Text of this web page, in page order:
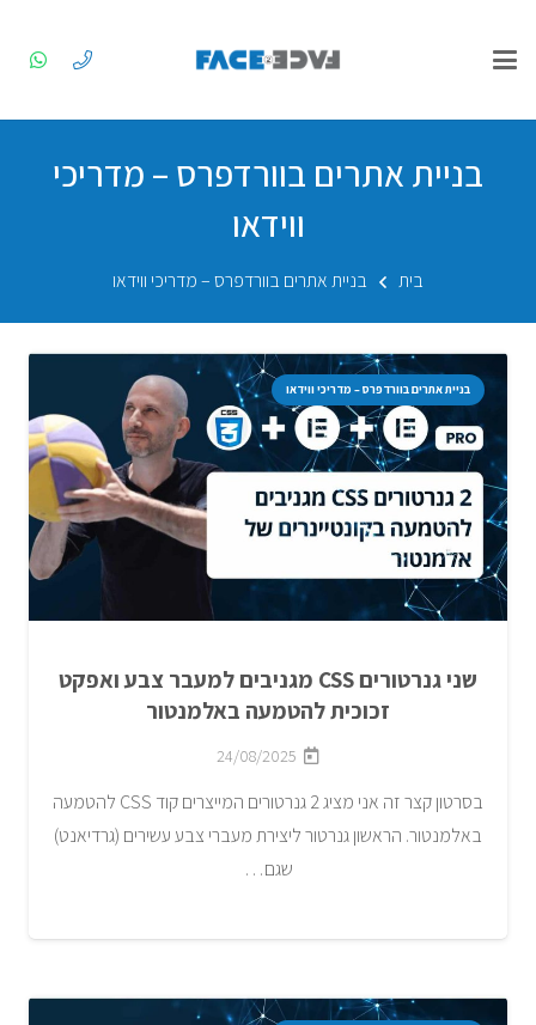
בניית אתרים בוורדפרס – מדריכי
ווידאו
בית בניית אתרים בוורדפרס – מדריכי ווידאו
בניית אתרים בוורדפרס – מדריכי ווידאו
שני גנרטורים CSS מגניבים למעבר צבע ואפקט
זכוכית להטמעה באלמנטור
24/08/2025
בסרטון קצר זה אני מציג 2 גנרטורים המייצרים קוד CSS להטמעה
באלמנטור. הראשון גנרטור ליצירת מעברי צבע עשירים (גרדיאנט)
שגם…